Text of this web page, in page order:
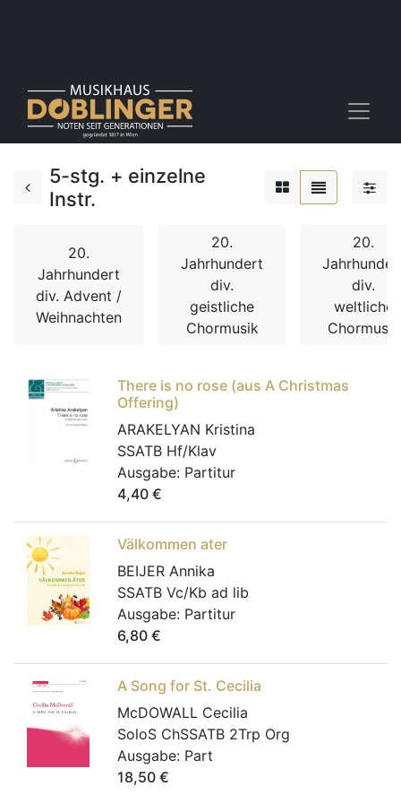
5-stg. + einzelne
Instr.
20.
Jahrhundert
div. Advent /
Weihnachten
20.
Jahrhundert
div.
geistliche
Chormusik
20.
div.
weltliche
Chormusik
There is no rose (aus A Christmas
Offering)
ARAKELYAN Kristina
SSATB Hf/Klav
Ausgabe: Partitur
4,40 €
Välkommen ater
BEIJER Annika
SSATB Vc/Kb ad lib
Ausgabe: Partitur
6,80 €
A Song for St. Cecilia
McDOWALL Cecilia
SoloS ChSSATB 2Trp Org
Ausgabe: Part
18,50 €